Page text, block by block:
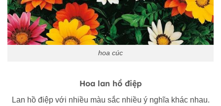
hoa cúc
Hoa lan hồ điệp
Lan hồ điệp với nhiều màu sắc nhiều ý nghĩa khác nhau.